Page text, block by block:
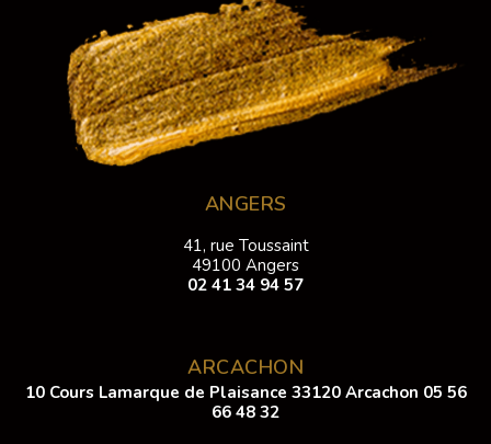
ANGERS
41, rue Toussaint
49100 Angers
02 41 34 94 57
ARCACHON
10 Cours Lamarque de Plaisance 33120 Arcachon 05 56
66 48 32